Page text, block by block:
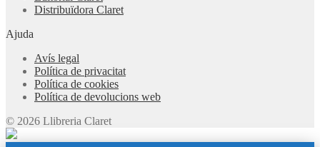
Distribuïdora Claret
Ajuda
Avís legal
Política de privacitat
Política de cookies
Política de devolucions web
© 2026 Llibreria Claret